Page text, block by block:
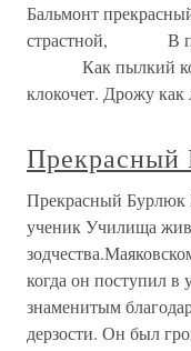
Бальмонт
страстной, В
Как пылкий
клокочет. Дрожу
Прекрасный
Прекрасный
ученик Училища
когда он поступил в
знаменитым
дерзости. Он был